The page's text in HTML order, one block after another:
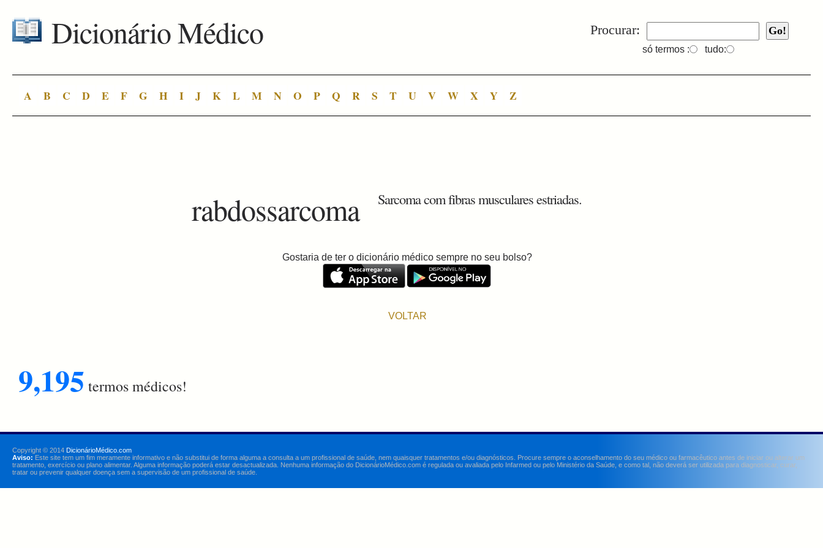
Procurar:
só termos : tudo:
Dicionário Médico
A B C D E F G H I J K L M N O P Q R S T U V W X Y Z
rabdossarcoma Sarcoma com fibras musculares estriadas.
Gostaria de ter o dicionário médico sempre no seu bolso?
VOLTAR
9,195 termos médicos!
Copyright © 2014 DicionárioMédico.com
Aviso: Este site tem um fim meramente informativo e não substitui de forma alguma a consulta a um profissional de saúde, nem quaisquer tratamentos e/ou diagnósticos. Procure sempre o aconselhamento do seu médico ou farmacêutico antes de iniciar ou alterar um
tratamento, exercício ou plano alimentar. Alguma informação poderá estar desactualizada. Nenhuma informação do DicionárioMédico.com é regulada ou avaliada pelo Infarmed ou pelo Ministério da Saúde, e como tal, não deverá ser utilizada para diagnosticar, curar,
tratar ou prevenir qualquer doença sem a supervisão de um profissional de saúde.